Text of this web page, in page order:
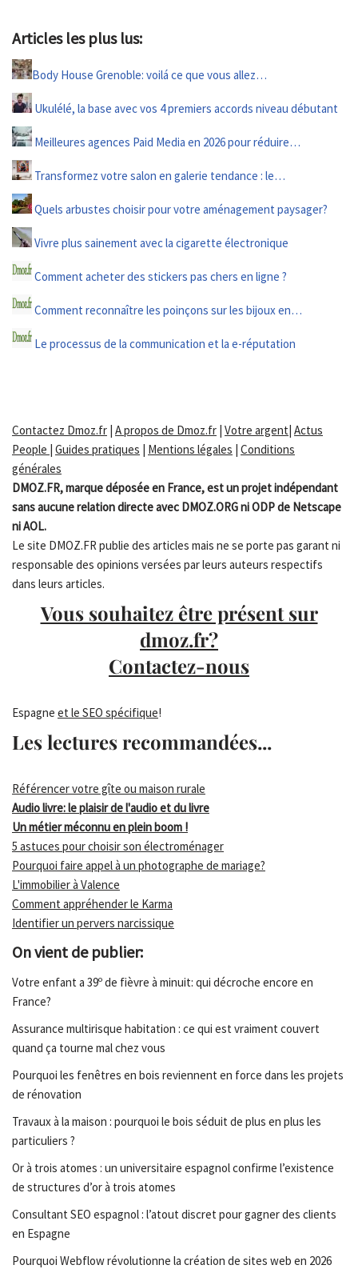
Articles les plus lus:
Body House Grenoble: voilá ce que vous allez…
Ukulélé, la base avec vos 4 premiers accords niveau débutant
Meilleures agences Paid Media en 2026 pour réduire…
Transformez votre salon en galerie tendance : le…
Quels arbustes choisir pour votre aménagement paysager?
Vivre plus sainement avec la cigarette électronique
Comment acheter des stickers pas chers en ligne ?
Comment reconnaître les poinçons sur les bijoux en…
Le processus de la communication et la e-réputation
Contactez Dmoz.fr | A propos de Dmoz.fr | Votre argent| Actus
People | Guides pratiques | Mentions légales | Conditions
générales
DMOZ.FR, marque déposée en France, est un projet indépendant
sans aucune relation directe avec DMOZ.ORG ni ODP de Netscape
ni AOL.
Le site DMOZ.FR publie des articles mais ne se porte pas garant ni
responsable des opinions versées par leurs auteurs respectifs
dans leurs articles.
Vous souhaitez être présent sur
dmoz.fr?
Contactez-nous
Espagne et le SEO spécifique!
Les lectures recommandées...
Référencer votre gîte ou maison rurale
Audio livre: le plaisir de l'audio et du livre
Un métier méconnu en plein boom !
5 astuces pour choisir son électroménager
Pourquoi faire appel à un photographe de mariage?
L'immobilier à Valence
Comment appréhender le Karma
Identifier un pervers narcissique
On vient de publier:
Votre enfant a 39º de fièvre à minuit: qui décroche encore en
France?
Assurance multirisque habitation : ce qui est vraiment couvert
quand ça tourne mal chez vous
Pourquoi les fenêtres en bois reviennent en force dans les projets
de rénovation
Travaux à la maison : pourquoi le bois séduit de plus en plus les
particuliers ?
Or à trois atomes : un universitaire espagnol confirme l’existence
de structures d’or à trois atomes
Consultant SEO espagnol : l’atout discret pour gagner des clients
en Espagne
Pourquoi Webflow révolutionne la création de sites web en 2026